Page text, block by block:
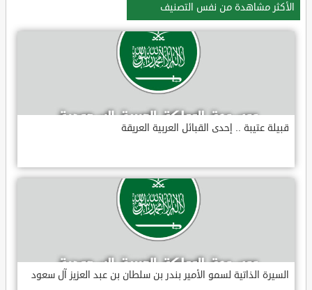
الأكثر مشاهدة من نفس التصنيف
قبيلة عتيبة .. إحدى القبائل العربية العريقة
السيرة الذاتية لسمو الأمير بندر بن سلطان بن عبد العزيز آل سعود